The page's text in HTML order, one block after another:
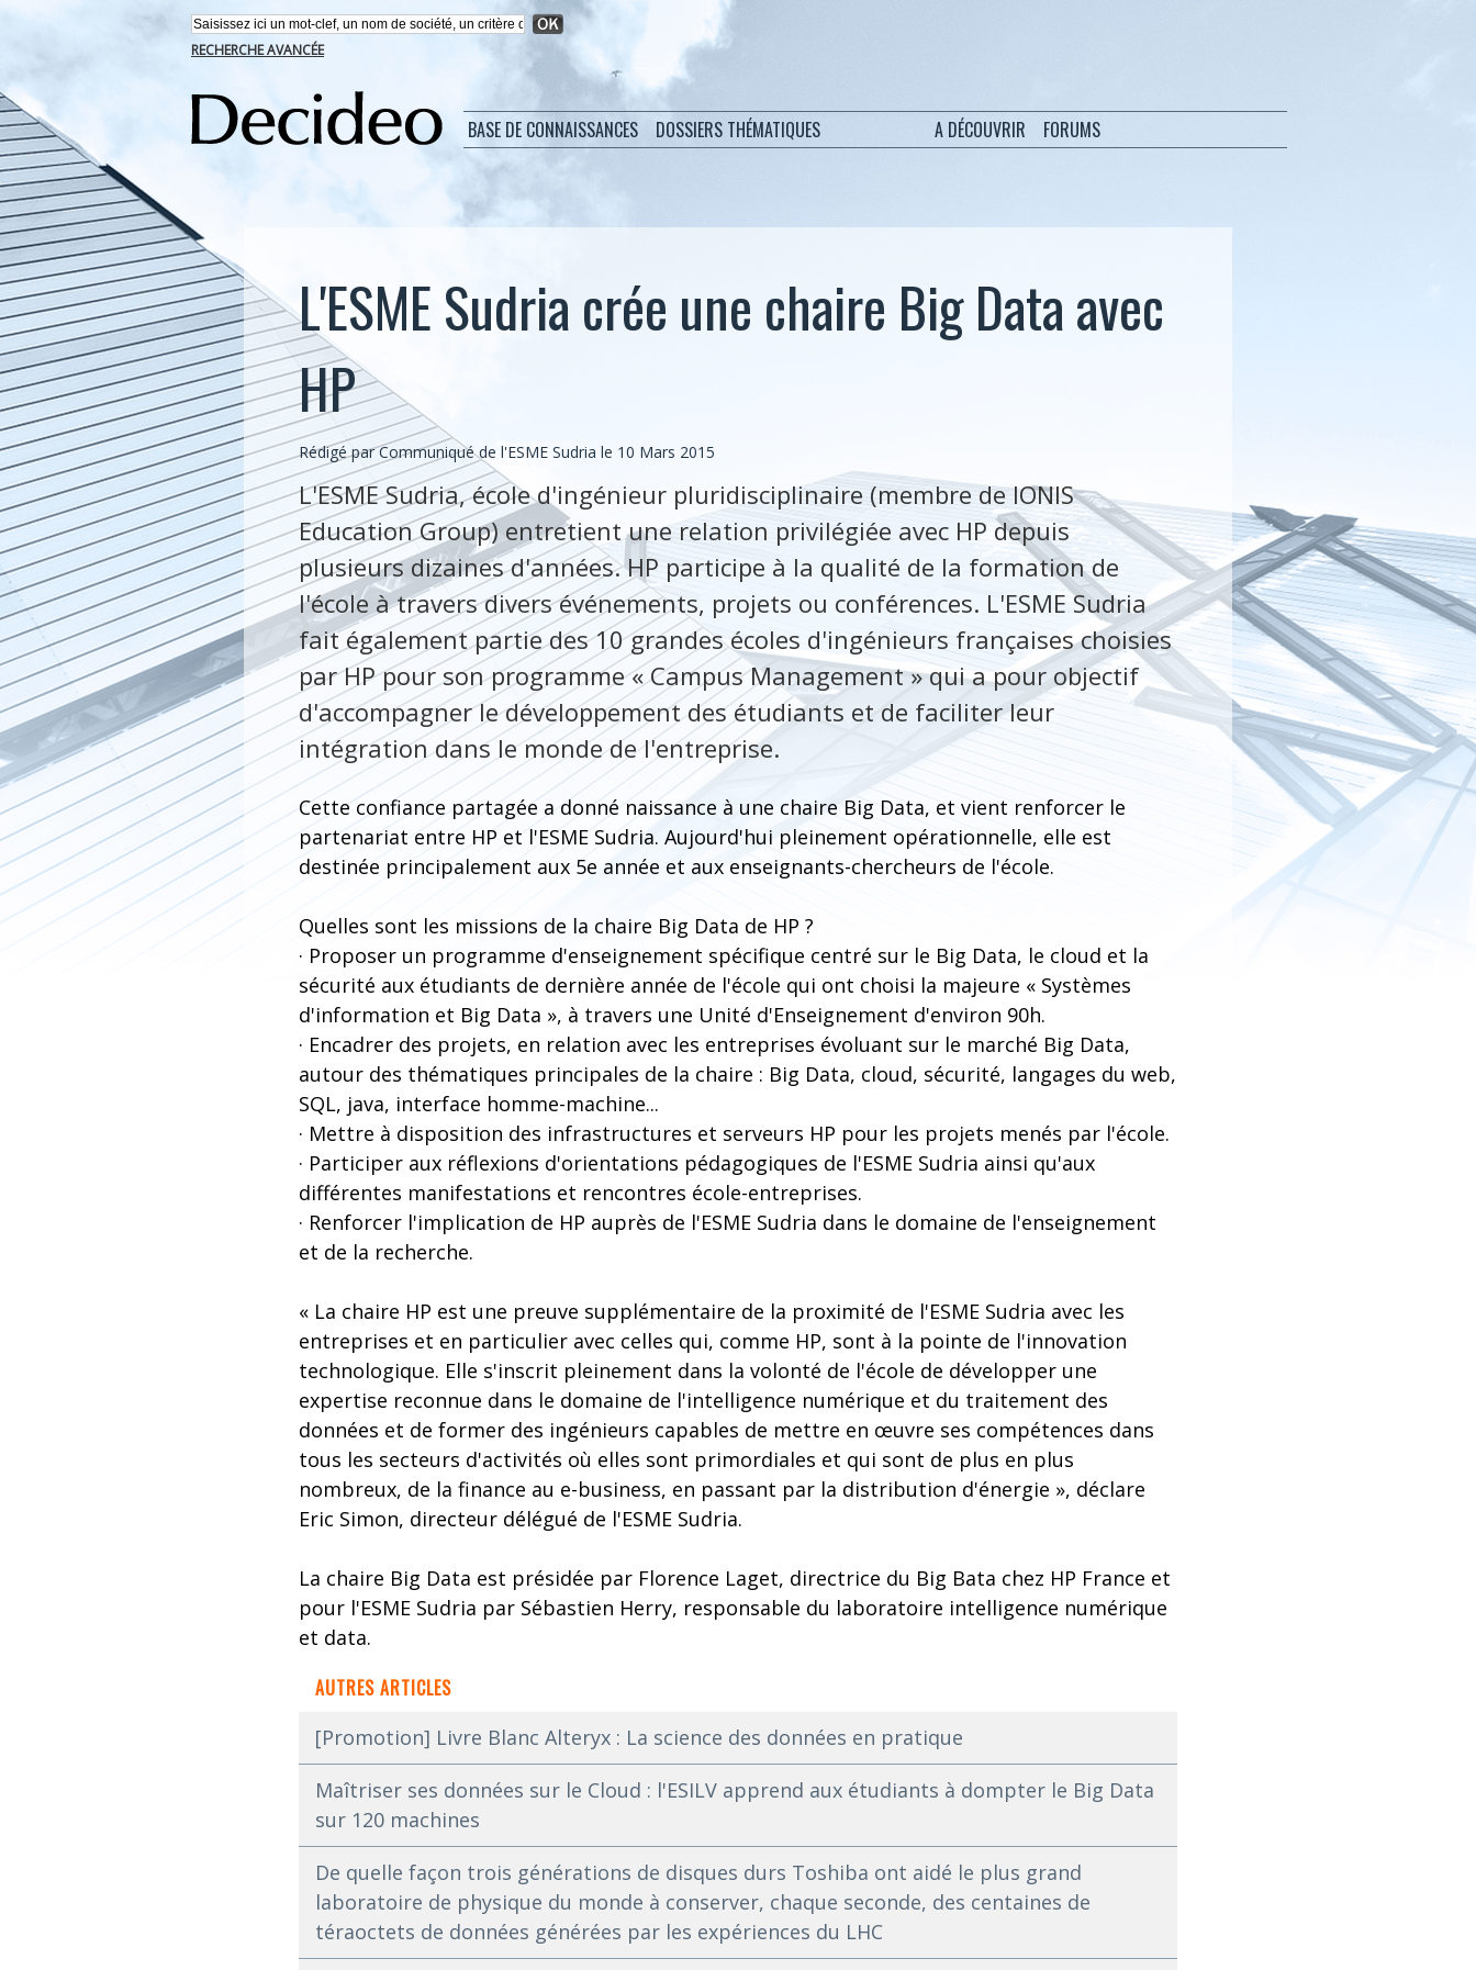
RECHERCHE AVANCÉE
BASE DE CONNAISSANCES DOSSIERS THÉMATIQUES A DÉCOUVRIR FORUMS
L'ESME Sudria crée une chaire Big Data avec
HP
Rédigé par Communiqué de l'ESME Sudria le 10 Mars 2015
L'ESME Sudria, école d'ingénieur pluridisciplinaire (membre de IONIS
Education Group) entretient une relation privilégiée avec HP depuis
plusieurs dizaines d'années. HP participe à la qualité de la formation de
l'école à travers divers événements, projets ou conférences. L'ESME Sudria
fait également partie des 10 grandes écoles d'ingénieurs françaises choisies
par HP pour son programme « Campus Management » qui a pour objectif
d'accompagner le développement des étudiants et de faciliter leur
intégration dans le monde de l'entreprise.
Cette confiance partagée a donné naissance à une chaire Big Data, et vient renforcer le
partenariat entre HP et l'ESME Sudria. Aujourd'hui pleinement opérationnelle, elle est
destinée principalement aux 5e année et aux enseignants-chercheurs de l'école.
Quelles sont les missions de la chaire Big Data de HP ?
· Proposer un programme d'enseignement spécifique centré sur le Big Data, le cloud et la
sécurité aux étudiants de dernière année de l'école qui ont choisi la majeure « Systèmes
d'information et Big Data », à travers une Unité d'Enseignement d'environ 90h.
· Encadrer des projets, en relation avec les entreprises évoluant sur le marché Big Data,
autour des thématiques principales de la chaire : Big Data, cloud, sécurité, langages du web,
SQL, java, interface homme-machine...
· Mettre à disposition des infrastructures et serveurs HP pour les projets menés par l'école.
· Participer aux réflexions d'orientations pédagogiques de l'ESME Sudria ainsi qu'aux
différentes manifestations et rencontres école-entreprises.
· Renforcer l'implication de HP auprès de l'ESME Sudria dans le domaine de l'enseignement
et de la recherche.
« La chaire HP est une preuve supplémentaire de la proximité de l'ESME Sudria avec les
entreprises et en particulier avec celles qui, comme HP, sont à la pointe de l'innovation
technologique. Elle s'inscrit pleinement dans la volonté de l'école de développer une
expertise reconnue dans le domaine de l'intelligence numérique et du traitement des
données et de former des ingénieurs capables de mettre en œuvre ses compétences dans
tous les secteurs d'activités où elles sont primordiales et qui sont de plus en plus
nombreux, de la finance au e-business, en passant par la distribution d'énergie », déclare
Eric Simon, directeur délégué de l'ESME Sudria.
La chaire Big Data est présidée par Florence Laget, directrice du Big Bata chez HP France et
pour l'ESME Sudria par Sébastien Herry, responsable du laboratoire intelligence numérique
et data.
AUTRES ARTICLES
[Promotion] Livre Blanc Alteryx : La science des données en pratique
Maîtriser ses données sur le Cloud : l'ESILV apprend aux étudiants à dompter le Big Data
sur 120 machines
De quelle façon trois générations de disques durs Toshiba ont aidé le plus grand
laboratoire de physique du monde à conserver, chaque seconde, des centaines de
téraoctets de données générées par les expériences du LHC